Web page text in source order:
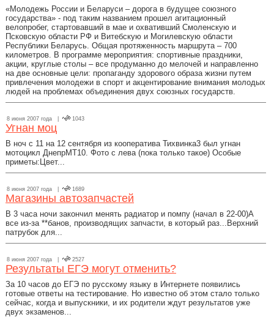
«Молодежь России и Беларуси – дорога в будущее союзного
государства» - под таким названием прошел агитационный
велопробег, стартовавший в мае и охвативший Смоленскую и
Псковскую области РФ и Витебскую и Могилевскую области
Республики Беларусь. Общая протяженность маршрута – 700
километров. В программе мероприятия: спортивные праздники,
акции, круглые столы – все продуманно до мелочей и направленно
на две основные цели: пропаганду здорового образа жизни путем
привлечения молодежи в спорт и акцентирование внимания молодых
людей на проблемах объединения двух союзных государств.
8 июня 2007 года | 1043
Угнан моц
В ноч с 11 на 12 сентября из кооператива Тихвинка3 был угнан
мотоцикл ДнепрМТ10. Фото с лева (пока только такое) Особые
приметы:Цвет...
8 июня 2007 года | 1689
Магазины автозапчастей
В 3 часа ночи закончил менять радиатор и помпу (начал в 22-00)А
все из-за **банов, производящих запчасти, в который раз...Верхний
патрубок для...
8 июня 2007 года | 2527
Результаты ЕГЭ могут отменить?
За 10 часов до ЕГЭ по русскому языку в Интернете появились
готовые ответы на тестирование. Но известно об этом стало только
сейчас, когда и выпускники, и их родители ждут результатов уже
двух экзаменов...